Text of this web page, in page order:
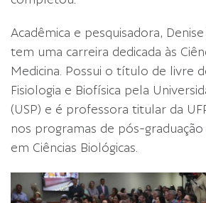
Acadêmica e pesquisadora,
tem uma carreira dedicada às
Medicina. Possui o título de livre
Fisiologia e Biofísica pela
(USP) e é professora titular da
nos programas de pós-graduação
em Ciências Biológicas.